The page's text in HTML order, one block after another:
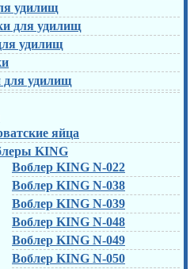
удилищ
для удилищ
удилищ
для удилищ
яйца
KING
Воблер KING N-022
Воблер KING N-038
Воблер KING N-039
Воблер KING N-048
Воблер KING N-049
Воблер KING N-050